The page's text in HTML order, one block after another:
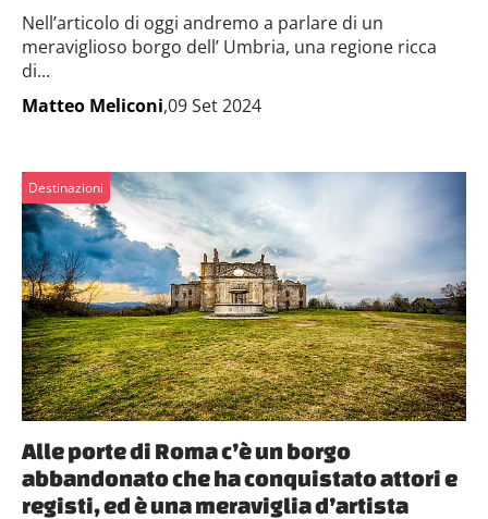
Nell’articolo di oggi andremo a parlare di un
meraviglioso borgo dell’ Umbria, una regione ricca
di...
Matteo Meliconi,09 Set 2024
Destinazioni
Alle porte di Roma c’è un borgo
abbandonato che ha conquistato attori e
registi, ed è una meraviglia d’artista